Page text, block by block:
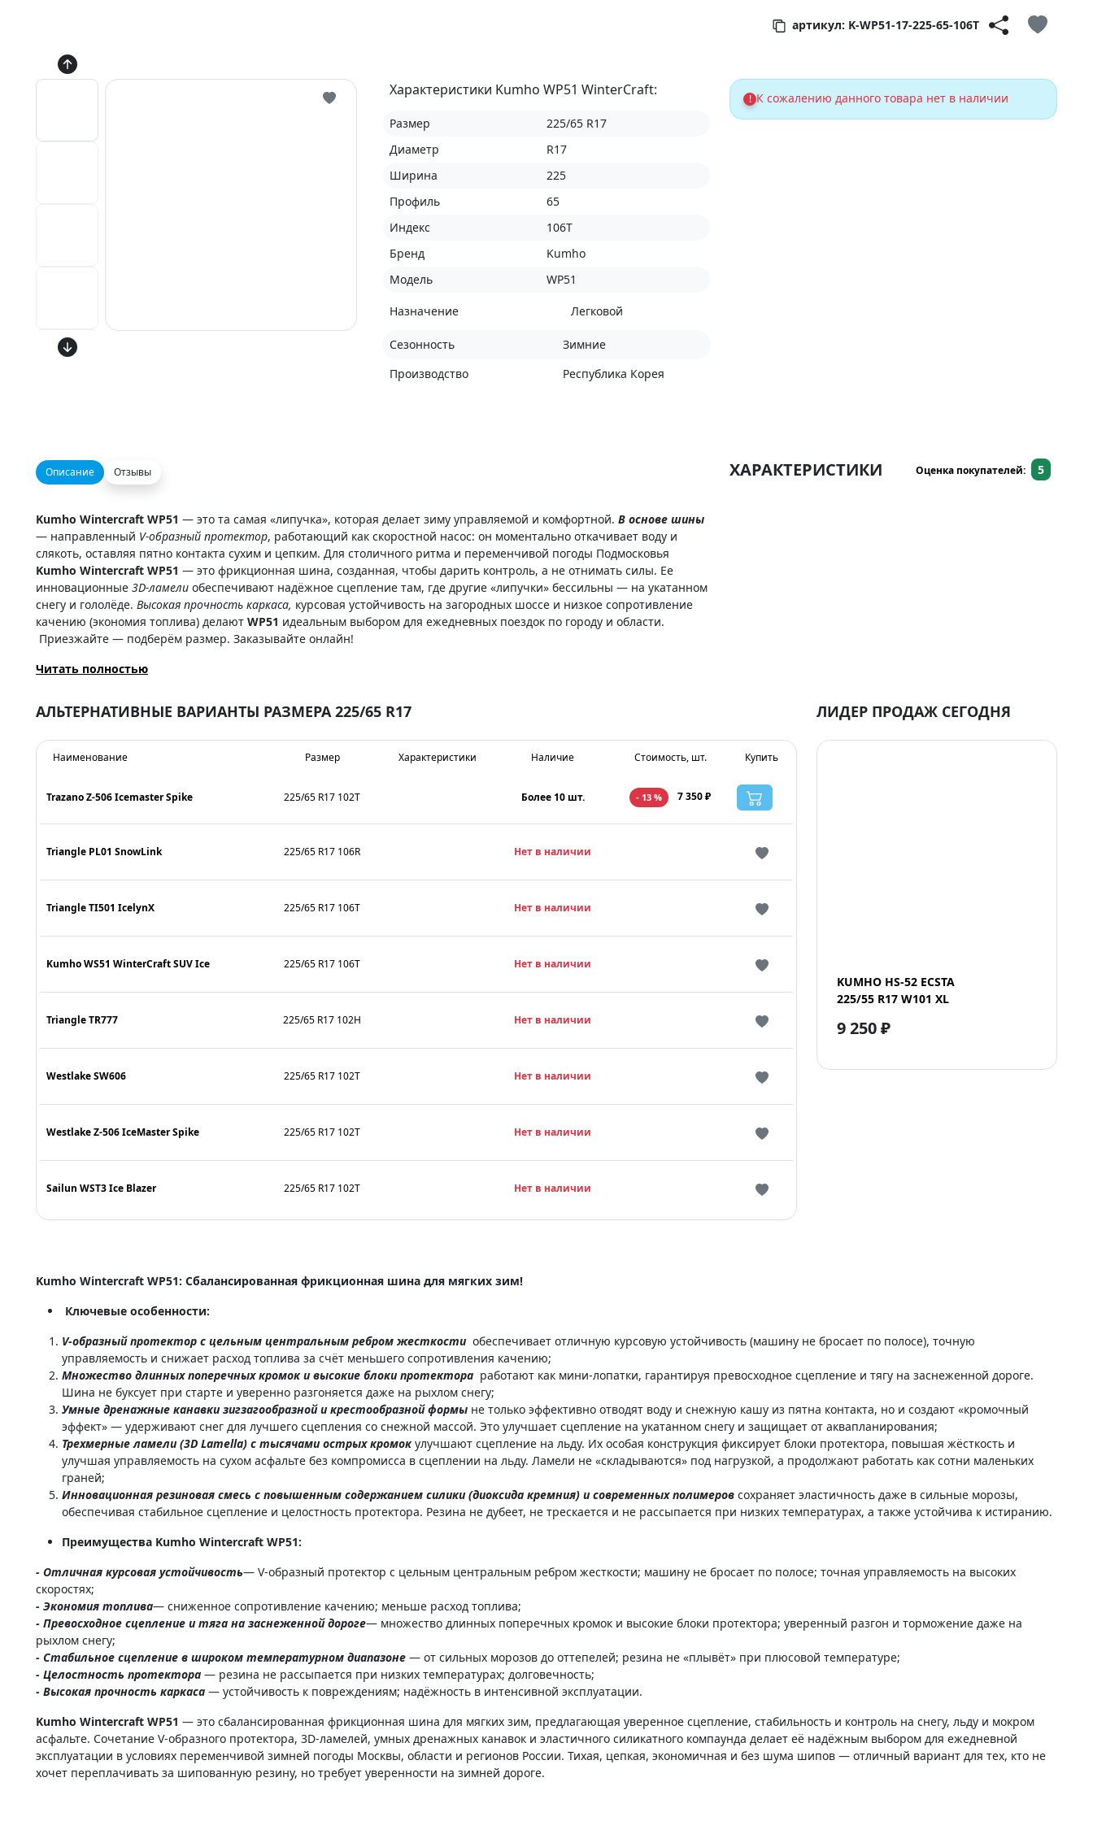
артикул: K-WP51-17-225-65-106T
Характеристики Kumho WP51 WinterCraft:
Размер
225/65 R17
Диаметр
R17
Ширина
225
Профиль
65
Индекс
106T
Бренд
Kumho
Модель
WP51
Назначение Легковой
Сезонность
Зимние
Производство
Республика Корея
! К сожалению данного товара нет в наличии
Описание Отзывы
Kumho Wintercraft WP51 — это та самая «липучка», которая делает зиму управляемой и комфортной. В основе шины
— направленный V-образный протектор, работающий как скоростной насос: он моментально откачивает воду и
слякоть, оставляя пятно контакта сухим и цепким. Для столичного ритма и переменчивой погоды Подмосковья
Kumho Wintercraft WP51 — это фрикционная шина, созданная, чтобы дарить контроль, а не отнимать силы. Ее
инновационные 3D-ламели обеспечивают надёжное сцепление там, где другие «липучки» бессильны — на укатанном
снегу и гололёде. Высокая прочность каркаса, курсовая устойчивость на загородных шоссе и низкое сопротивление
качению (экономия топлива) делают WP51 идеальным выбором для ежедневных поездок по городу и области.
Приезжайте — подберём размер. Заказывайте онлайн!
Читать полностью
ХАРАКТЕРИСТИКИ Оценка покупателей: 5
АЛЬТЕРНАТИВНЫЕ ВАРИАНТЫ РАЗМЕРА 225/65 R17
Наименование Размер Характеристики Наличие Стоимость, шт. Купить
Trazano Z-506 Icemaster Spike 225/65 R17 102T Более 10 шт. - 13 % 7 350 ₽
Triangle PL01 SnowLink 225/65 R17 106R Нет в наличии
Triangle TI501 IcelynX 225/65 R17 106T Нет в наличии
Kumho WS51 WinterCraft SUV Ice 225/65 R17 106T Нет в наличии
Triangle TR777 225/65 R17 102H Нет в наличии
Westlake SW606 225/65 R17 102T Нет в наличии
Westlake Z-506 IceMaster Spike 225/65 R17 102T Нет в наличии
Sailun WST3 Ice Blazer 225/65 R17 102T Нет в наличии
ЛИДЕР ПРОДАЖ СЕГОДНЯ
KUMHO HS-52 ECSTA
225/55 R17 W101 XL
9 250 ₽
Kumho Wintercraft WP51: Сбалансированная фрикционная шина для мягких зим!
Ключевые особенности:
V-образный протектор с цельным центральным ребром жесткости обеспечивает отличную курсовую устойчивость (машину не бросает по полосе), точную
управляемость и снижает расход топлива за счёт меньшего сопротивления качению;
Множество длинных поперечных кромок и высокие блоки протектора работают как мини-лопатки, гарантируя превосходное сцепление и тягу на заснеженной дороге.
Шина не буксует при старте и уверенно разгоняется даже на рыхлом снегу;
Умные дренажные канавки зигзагообразной и крестообразной формы не только эффективно отводят воду и снежную кашу из пятна контакта, но и создают «кромочный
эффект» — удерживают снег для лучшего сцепления со снежной массой. Это улучшает сцепление на укатанном снегу и защищает от аквапланирования;
Трехмерные ламели (3D Lamella) с тысячами острых кромокулучшают сцепление на льду. Их особая конструкция фиксирует блоки протектора, повышая жёсткость и
улучшая управляемость на сухом асфальте без компромисса в сцеплении на льду. Ламели не «складываются» под нагрузкой, а продолжают работать как сотни маленьких
граней;
Инновационная резиновая смесь с повышенным содержанием силики (диоксида кремния) и современных полимеров сохраняет эластичность даже в сильные морозы,
обеспечивая стабильное сцепление и целостность протектора. Резина не дубеет, не трескается и не рассыпается при низких температурах, а также устойчива к истиранию.
Преимущества Kumho Wintercraft WP51:
- Отличная курсовая устойчивость— V-образный протектор с цельным центральным ребром жесткости; машину не бросает по полосе; точная управляемость на высоких
скоростях;
- Экономия топлива— сниженное сопротивление качению; меньше расход топлива;
- Превосходное сцепление и тяга на заснеженной дороге— множество длинных поперечных кромок и высокие блоки протектора; уверенный разгон и торможение даже на
рыхлом снегу;
- Стабильное сцепление в широком температурном диапазоне — от сильных морозов до оттепелей; резина не «плывёт» при плюсовой температуре;
- Целостность протектора — резина не рассыпается при низких температурах; долговечность;
- Высокая прочность каркаса — устойчивость к повреждениям; надёжность в интенсивной эксплуатации.
Kumho Wintercraft WP51 — это сбалансированная фрикционная шина для мягких зим, предлагающая уверенное сцепление, стабильность и контроль на снегу, льду и мокром
асфальте. Сочетание V-образного протектора, 3D-ламелей, умных дренажных канавок и эластичного силикатного компаунда делает её надёжным выбором для ежедневной
эксплуатации в условиях переменчивой зимней погоды Москвы, области и регионов России. Тихая, цепкая, экономичная и без шума шипов — отличный вариант для тех, кто не
хочет переплачивать за шипованную резину, но требует уверенности на зимней дороге.